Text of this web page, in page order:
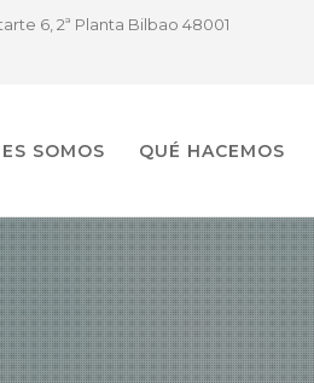
6, 2ª Planta Bilbao 48001
SOMOS QUÉ HACEMOS